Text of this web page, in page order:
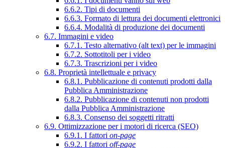
6.6.2. Tipi di documenti
6.6.3. Formato di lettura dei documenti elettronici
6.6.4. Modalità di produzione dei documenti
6.7. Immagini e video
6.7.1. Testo alternativo (alt text) per le immagini
6.7.2. Sottotitoli per i video
6.7.3. Trascrizioni per i video
6.8. Proprietà intellettuale e privacy
6.8.1. Pubblicazione di contenuti prodotti dalla
Pubblica Amministrazione
6.8.2. Pubblicazione di contenuti non prodotti
dalla Pubblica Amministrazione
6.8.3. Consenso dei soggetti ritratti
6.9. Ottimizzazione per i motori di ricerca (SEO)
6.9.1. I fattori on-page
6.9.2. I fattori off-page